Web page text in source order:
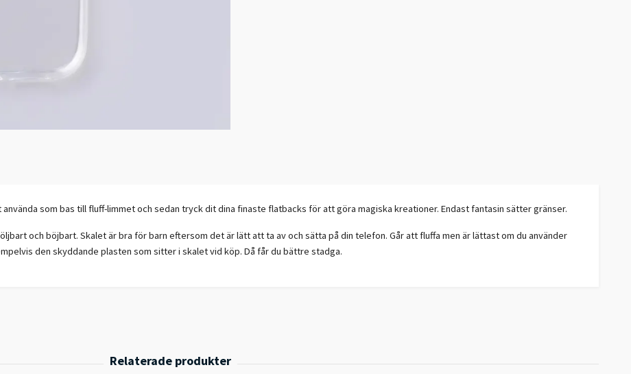
som bas till fluff-limmet och sedan tryck dit dina finaste flatbacks för att göra magiska kreationer. Endast fantasin sätter gränser.
och böjbart. Skalet är bra för barn eftersom det är lätt att ta av och sätta på din telefon. Går att fluffa men är lättast om du använder
den skyddande plasten som sitter i skalet vid köp. Då får du bättre stadga.